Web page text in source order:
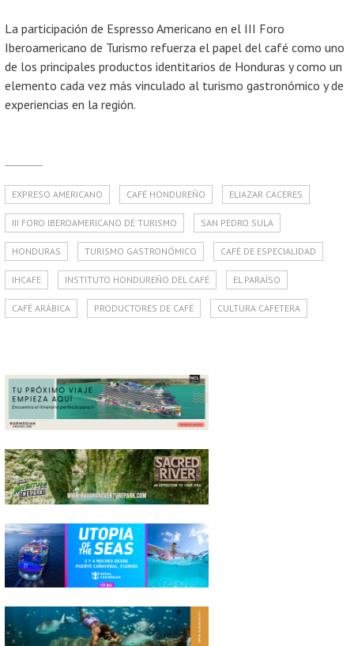
La participación de Espresso Americano en el III Foro
Iberoamericano de Turismo refuerza el papel del café como uno
de los principales productos identitarios de Honduras y como un
elemento cada vez más vinculado al turismo gastronómico y de
experiencias en la región.
EXPRESO AMERICANO CAFÉ HONDUREÑO ELIAZAR CÁCERES
III FORO IBEROAMERICANO DE TURISMO SAN PEDRO SULA
HONDURAS TURISMO GASTRONÓMICO CAFÉ DE ESPECIALIDAD
IHCAFE INSTITUTO HONDUREÑO DEL CAFÉ EL PARAÍSO
CAFÉ ARÁBICA PRODUCTORES DE CAFÉ CULTURA CAFETERA